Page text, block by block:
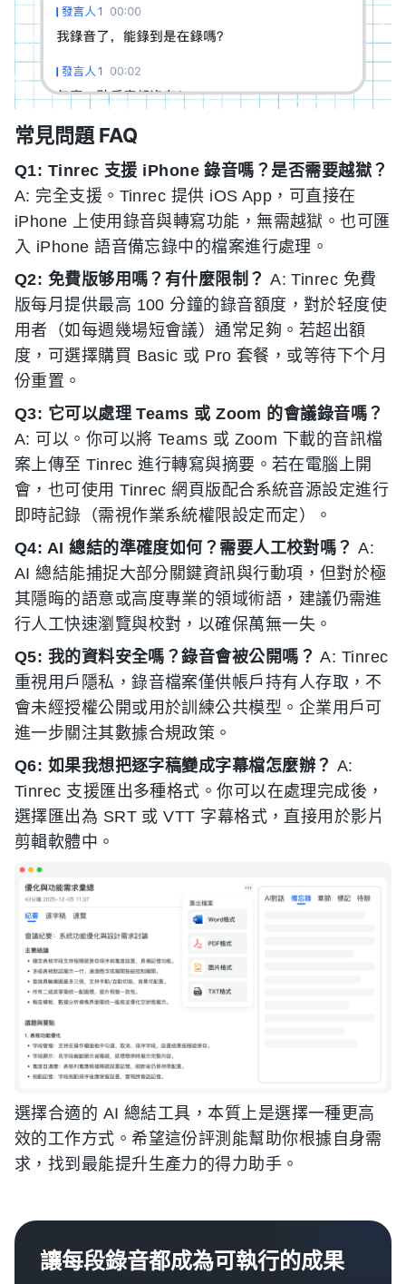
常見問題 FAQ
Q1: Tinrec 支援 iPhone 錄音嗎？是否需要越獄？
A: 完全支援。Tinrec 提供 iOS App，可直接在
iPhone 上使用錄音與轉寫功能，無需越獄。也可匯
入 iPhone 語音備忘錄中的檔案進行處理。
Q2: 免費版够用嗎？有什麼限制？ A: Tinrec 免費
版每月提供最高 100 分鐘的錄音額度，對於轻度使
用者（如每週幾場短會議）通常足夠。若超出額
度，可選擇購買 Basic 或 Pro 套餐，或等待下个月
份重置。
Q3: 它可以處理 Teams 或 Zoom 的會議錄音嗎？
A: 可以。你可以將 Teams 或 Zoom 下載的音訊檔
案上傳至 Tinrec 進行轉寫與摘要。若在電腦上開
會，也可使用 Tinrec 網頁版配合系統音源設定進行
即時記錄（需視作業系統權限設定而定）。
Q4: AI 總結的準確度如何？需要人工校對嗎？ A:
AI 總結能捕捉大部分關鍵資訊與行動項，但對於極
其隱晦的語意或高度專業的領域術語，建議仍需進
行人工快速瀏覽與校對，以確保萬無一失。
Q5: 我的資料安全嗎？錄音會被公開嗎？ A: Tinrec
重視用戶隱私，錄音檔案僅供帳戶持有人存取，不
會未經授權公開或用於訓練公共模型。企業用戶可
進一步關注其數據合規政策。
Q6: 如果我想把逐字稿變成字幕檔怎麼辦？ A:
Tinrec 支援匯出多種格式。你可以在處理完成後，
選擇匯出為 SRT 或 VTT 字幕格式，直接用於影片
剪輯軟體中。
選擇合適的 AI 總結工具，本質上是選擇一種更高
效的工作方式。希望這份評測能幫助你根據自身需
求，找到最能提升生產力的得力助手。
讓每段錄音都成為可執行的成果